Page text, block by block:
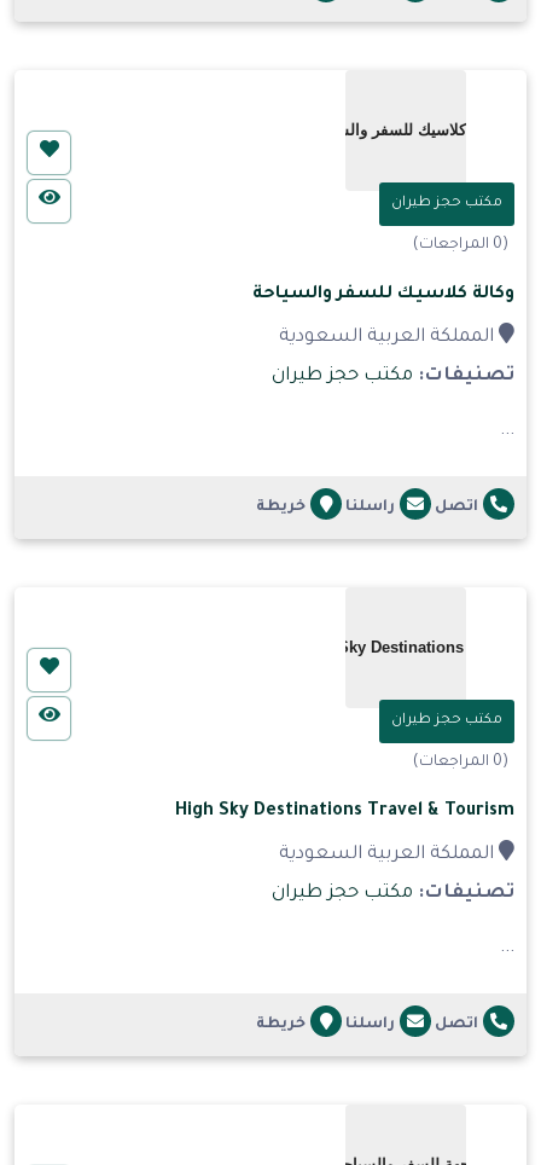
مكتب حجز طيران
(0 المراجعات)
وكالة كلاسيك للسفر والسياحة
المملكة العربية السعودية
تصنيفات: مكتب حجز طيران
...
اتصل راسلنا خريطة
مكتب حجز طيران
(0 المراجعات)
High Sky Destinations Travel & Tourism
المملكة العربية السعودية
تصنيفات: مكتب حجز طيران
...
اتصل راسلنا خريطة